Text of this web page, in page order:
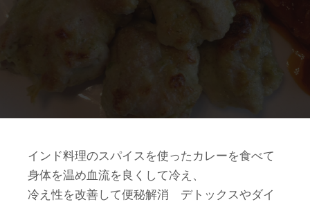
インド料理のスパイスを使ったカレーを食べて
身体を温め血流を良くして冷え、
冷え性を改善して便秘解消 デトックスやダイ